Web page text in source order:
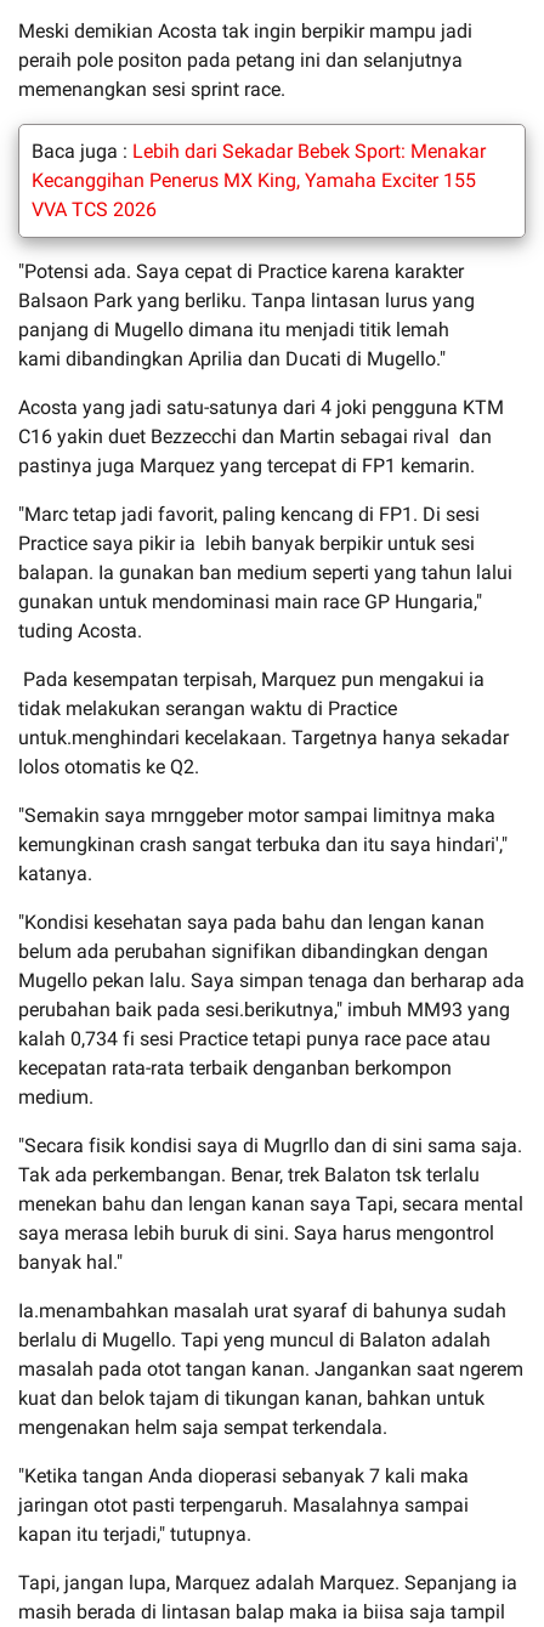
Meski demikian Acosta tak ingin berpikir mampu jadi
peraih pole positon pada petang ini dan selanjutnya
memenangkan sesi sprint race.
Baca juga : Lebih dari Sekadar Bebek Sport: Menakar
Kecanggihan Penerus MX King, Yamaha Exciter 155
VVA TCS 2026
"Potensi ada. Saya cepat di Practice karena karakter
Balsaon Park yang berliku. Tanpa lintasan lurus yang
panjang di Mugello dimana itu menjadi titik lemah
kami dibandingkan Aprilia dan Ducati di Mugello."
Acosta yang jadi satu-satunya dari 4 joki pengguna KTM
C16 yakin duet Bezzecchi dan Martin sebagai rival dan
pastinya juga Marquez yang tercepat di FP1 kemarin.
"Marc tetap jadi favorit, paling kencang di FP1. Di sesi
Practice saya pikir ia lebih banyak berpikir untuk sesi
balapan. Ia gunakan ban medium seperti yang tahun lalui
gunakan untuk mendominasi main race GP Hungaria,"
tuding Acosta.
Pada kesempatan terpisah, Marquez pun mengakui ia
tidak melakukan serangan waktu di Practice
untuk.menghindari kecelakaan. Targetnya hanya sekadar
lolos otomatis ke Q2.
"Semakin saya mrnggeber motor sampai limitnya maka
kemungkinan crash sangat terbuka dan itu saya hindari',"
katanya.
"Kondisi kesehatan saya pada bahu dan lengan kanan
belum ada perubahan signifikan dibandingkan dengan
Mugello pekan lalu. Saya simpan tenaga dan berharap ada
perubahan baik pada sesi.berikutnya," imbuh MM93 yang
kalah 0,734 fi sesi Practice tetapi punya race pace atau
kecepatan rata-rata terbaik denganban berkompon
medium.
"Secara fisik kondisi saya di Mugrllo dan di sini sama saja.
Tak ada perkembangan. Benar, trek Balaton tsk terlalu
menekan bahu dan lengan kanan saya Tapi, secara mental
saya merasa lebih buruk di sini. Saya harus mengontrol
banyak hal."
Ia.menambahkan masalah urat syaraf di bahunya sudah
berlalu di Mugello. Tapi yeng muncul di Balaton adalah
masalah pada otot tangan kanan. Jangankan saat ngerem
kuat dan belok tajam di tikungan kanan, bahkan untuk
mengenakan helm saja sempat terkendala.
"Ketika tangan Anda dioperasi sebanyak 7 kali maka
jaringan otot pasti terpengaruh. Masalahnya sampai
kapan itu terjadi," tutupnya.
Tapi, jangan lupa, Marquez adalah Marquez. Sepanjang ia
masih berada di lintasan balap maka ia biisa saja tampil